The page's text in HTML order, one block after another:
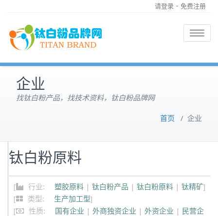
请登录 - 免费注册
Toggle
企业
找钛白粉产品，找技术资料，钛白粉品牌网
首页 / 企业
钛白粉原料
[ 行业: 塑胶原料 | 钛白粉产品 | 钛白粉原料 | 钛精矿]
[
类型: 生产加工型]
[
性质: 国有企业 | 外商独资企业 | 外资企业 |
民营企